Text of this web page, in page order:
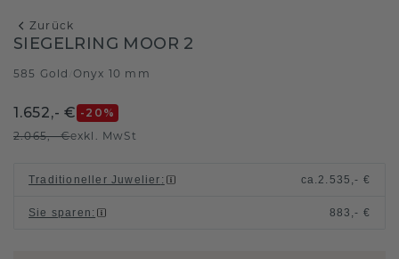
Zurück
SIEGELRING MOOR 2
585 Gold Onyx 10 mm
1.652,- € -20 %
2.065,- €exkl. MwSt
Traditioneller Juwelier : ca.2.535,- €
Sie sparen : 883,- €